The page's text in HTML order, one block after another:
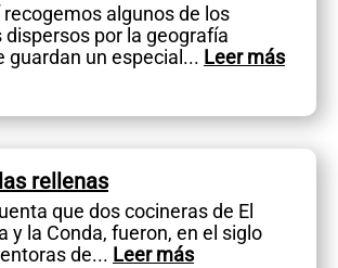
algunos de los
por la geografía
guardan un especial ... Leer más
rellenas
que dos cocineras de El
y la Conda, fueron, en el siglo
de... Leer más